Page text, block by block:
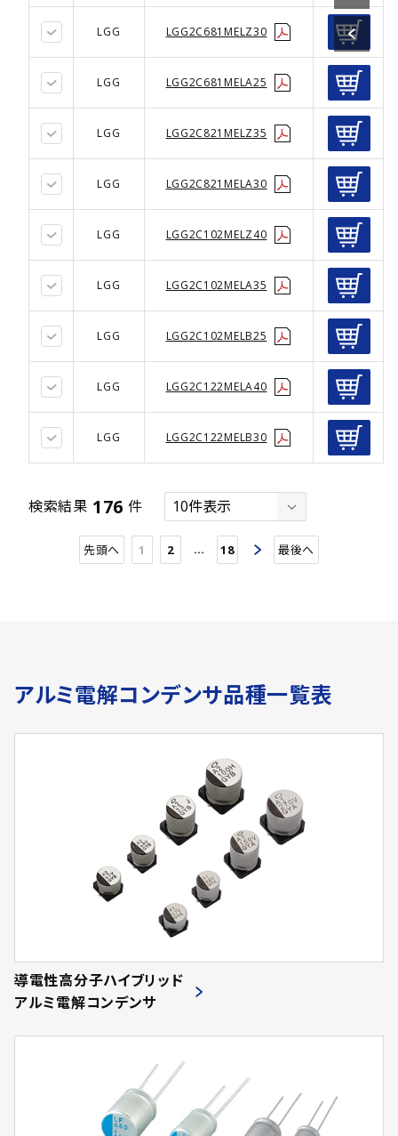
LGG LGG2C681MELZ30
LGG LGG2C681MELA25
LGG LGG2C821MELZ35
LGG LGG2C821MELA30
LGG LGG2C102MELZ40
LGG LGG2C102MELA35
LGG LGG2C102MELB25
LGG LGG2C122MELA40
LGG LGG2C122MELB30
検索結果 176 件
先頭へ 1 2 … 18 最後へ
アルミ電解コンデンサ品種一覧表
導電性高分子ハイブリッド
アルミ電解コンデンサ